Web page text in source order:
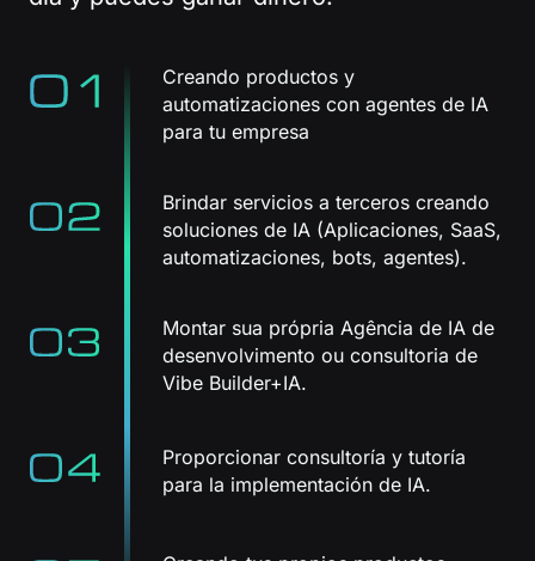
Creando productos y
automatizaciones con agentes de IA
para tu empresa
Brindar servicios a terceros creando
soluciones de IA (Aplicaciones, SaaS,
automatizaciones, bots, agentes).
Montar sua própria Agência de IA de
desenvolvimento ou consultoria de
Vibe Builder+IA.
Proporcionar consultoría y tutoría
para la implementación de IA.